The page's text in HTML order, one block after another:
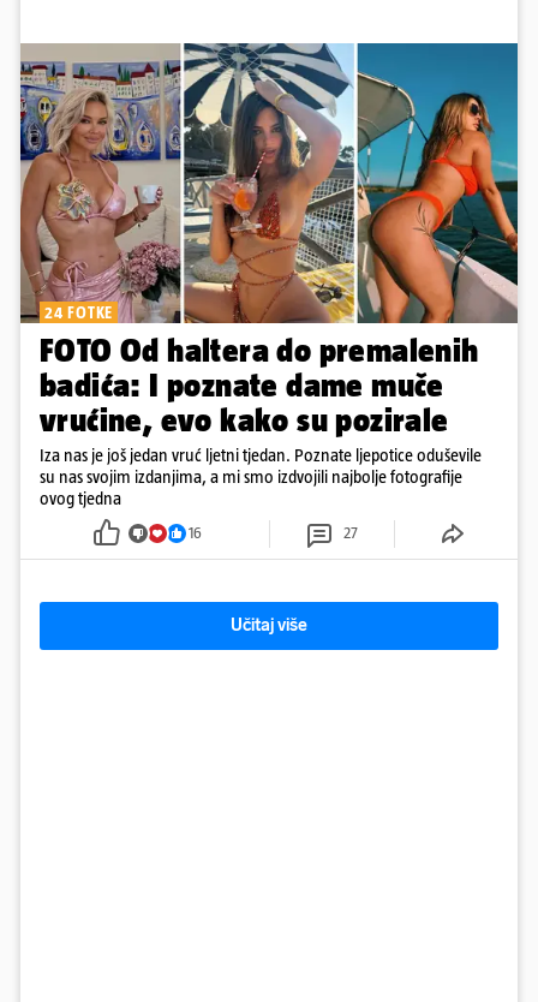
24 FOTKE
FOTO Od haltera do premalenih
badića: I poznate dame muče
vrućine, evo kako su pozirale
Iza nas je još jedan vruć ljetni tjedan. Poznate ljepotice oduševile
su nas svojim izdanjima, a mi smo izdvojili najbolje fotografije
ovog tjedna
16 27
Učitaj više